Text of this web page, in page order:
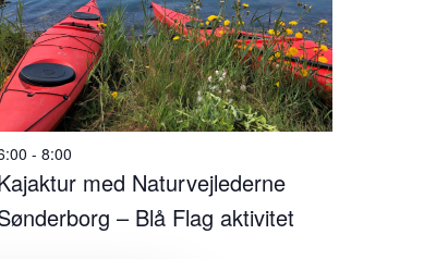
med Naturvejlederne
– Blå Flag aktivitet
- 8:00